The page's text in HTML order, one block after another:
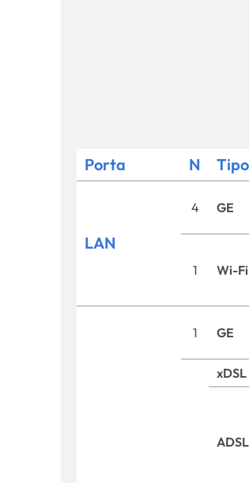
Porta N Tipo
LAN
4 GE
1 Wi-Fi
1 GE
xDSL